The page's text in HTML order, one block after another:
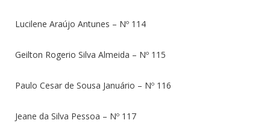
Lucilene Araújo Antunes – Nº 114
Geilton Rogerio Silva Almeida – Nº 115
Paulo Cesar de Sousa Januário – Nº 116
Jeane da Silva Pessoa – Nº 117